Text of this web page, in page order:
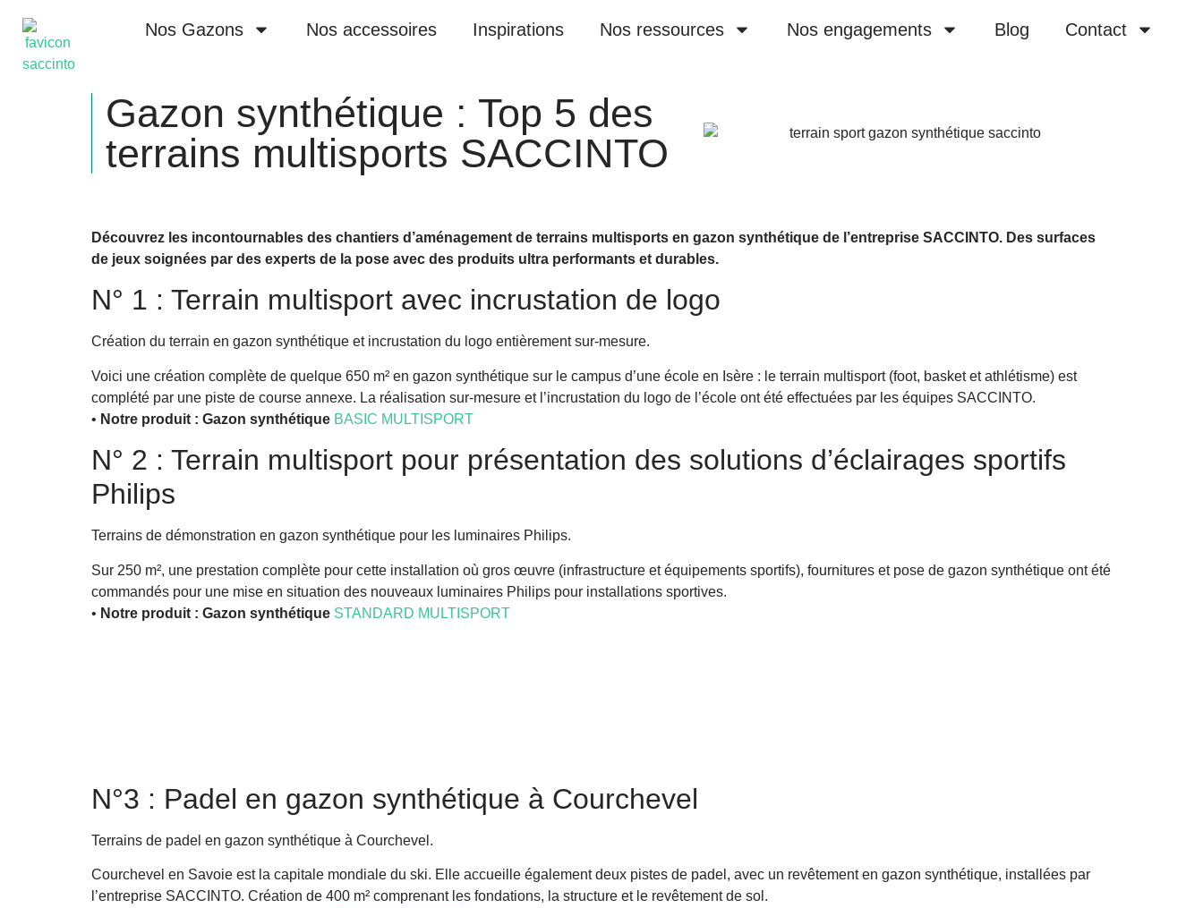
Nos Gazons Nos accessoires Inspirations Nos ressources Nos engagements Blog Contact
Gazon synthétique : Top 5 des
terrains multisports SACCINTO
Découvrez les incontournables des chantiers d’aménagement de terrains multisports en gazon synthétique de l’entreprise SACCINTO. Des surfaces
de jeux soignées par des experts de la pose avec des produits ultra performants et durables.
N° 1 : Terrain multisport avec incrustation de logo
Création du terrain en gazon synthétique et incrustation du logo entièrement sur-mesure.
Voici une création complète de quelque 650 m² en gazon synthétique sur le campus d’une école en Isère : le terrain multisport (foot, basket et athlétisme) est
complété par une piste de course annexe. La réalisation sur-mesure et l’incrustation du logo de l’école ont été effectuées par les équipes SACCINTO.
• Notre produit : Gazon synthétique BASIC MULTISPORT
N° 2 : Terrain multisport pour présentation des solutions d’éclairages sportifs
Philips
Terrains de démonstration en gazon synthétique pour les luminaires Philips.
Sur 250 m², une prestation complète pour cette installation où gros œuvre (infrastructure et équipements sportifs), fournitures et pose de gazon synthétique ont été
commandés pour une mise en situation des nouveaux luminaires Philips pour installations sportives.
• Notre produit : Gazon synthétique STANDARD MULTISPORT
N°3 : Padel en gazon synthétique à Courchevel
Terrains de padel en gazon synthétique à Courchevel.
Courchevel en Savoie est la capitale mondiale du ski. Elle accueille également deux pistes de padel, avec un revêtement en gazon synthétique, installées par
l’entreprise SACCINTO. Création de 400 m² comprenant les fondations, la structure et le revêtement de sol.